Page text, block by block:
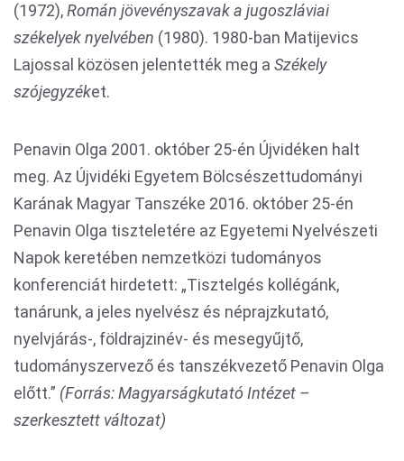
(1972),Román jövevényszavak a jugoszláviai
székelyek nyelvében (1980). 1980-ban Matijevics
Lajossal közösen jelentették meg a Székely
szójegyzéket.
Penavin Olga 2001. október 25-én Újvidéken halt
meg. Az Újvidéki Egyetem Bölcsészettudományi
Karának Magyar Tanszéke 2016. október 25-én
Penavin Olga tiszteletére az Egyetemi Nyelvészeti
Napok keretében nemzetközi tudományos
konferenciát hirdetett: „Tisztelgés kollégánk,
tanárunk, a jeles nyelvész és néprajzkutató,
nyelvjárás-, földrajzinév- és mesegyűjtő,
tudományszervező és tanszékvezető Penavin Olga
előtt.” (Forrás: Magyarságkutató Intézet –
szerkesztett változat)